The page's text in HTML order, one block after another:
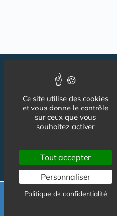
Contact
Newsletter
Demande de
gratuit et sans
Ce site utilise des cookies
et vous donne le contrôle
sur ceux que vous
souhaitez activer
Tout accepter
Personnaliser
Politique de confidentialité